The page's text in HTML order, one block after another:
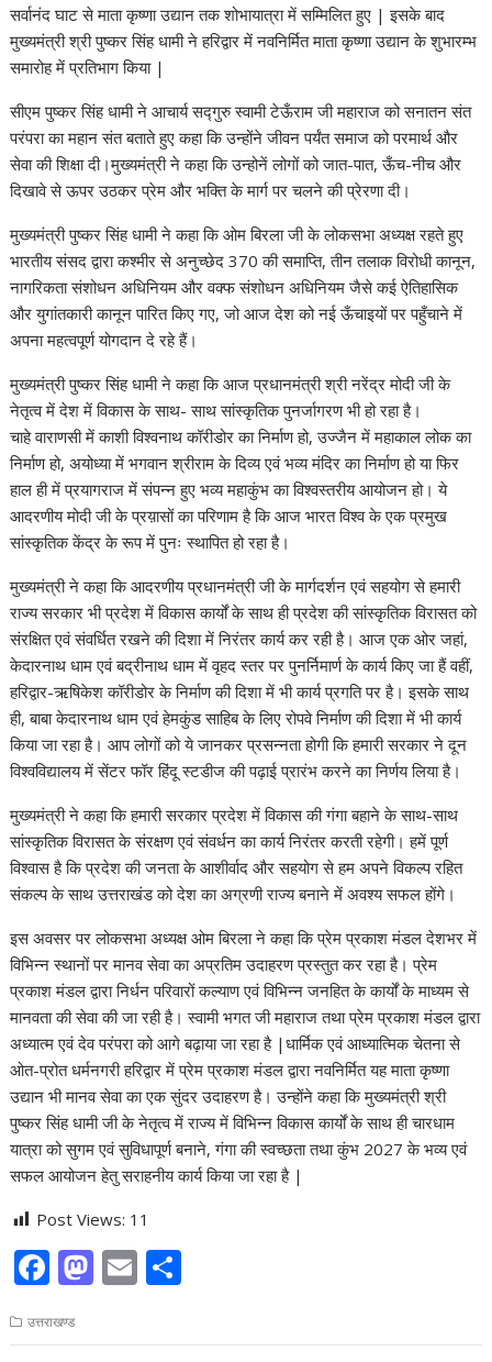
सर्वानंद घाट से माता कृष्णा उद्यान तक शोभायात्रा में सम्मिलित हुए | इसके बाद
मुख्यमंत्री श्री पुष्कर सिंह धामी ने हरिद्वार में नवनिर्मित माता कृष्णा उद्यान के शुभारम्भ
समारोह में प्रतिभाग किया |
सीएम पुष्कर सिंह धामी ने आचार्य सद्गुरु स्वामी टेऊँराम जी महाराज को सनातन संत
परंपरा का महान संत बताते हुए कहा कि उन्होंने जीवन पर्यंत समाज को परमार्थ और
सेवा की शिक्षा दी।मुख्यमंत्री ने कहा कि उन्होनें लोगों को जात-पात, ऊँच-नीच और
दिखावे से ऊपर उठकर प्रेम और भक्ति के मार्ग पर चलने की प्रेरणा दी।
मुख्यमंत्री पुष्कर सिंह धामी ने कहा कि ओम बिरला जी के लोकसभा अध्यक्ष रहते हुए
भारतीय संसद द्वारा कश्मीर से अनुच्छेद 370 की समाप्ति, तीन तलाक विरोधी कानून,
नागरिकता संशोधन अधिनियम और वक्फ संशोधन अधिनियम जैसे कई ऐतिहासिक
और युगांतकारी कानून पारित किए गए, जो आज देश को नई ऊँचाइयों पर पहुँचाने में
अपना महत्वपूर्ण योगदान दे रहे हैं।
मुख्यमंत्री पुष्कर सिंह धामी ने कहा कि आज प्रधानमंत्री श्री नरेंद्र मोदी जी के
नेतृत्व में देश में विकास के साथ- साथ सांस्कृतिक पुनर्जागरण भी हो रहा है।
चाहे वाराणसी में काशी विश्वनाथ कॉरीडोर का निर्माण हो, उज्जैन में महाकाल लोक का
निर्माण हो, अयोध्या में भगवान श्रीराम के दिव्य एवं भव्य मंदिर का निर्माण हो या फिर
हाल ही में प्रयागराज में संपन्न हुए भव्य महाकुंभ का विश्वस्तरीय आयोजन हो। ये
आदरणीय मोदी जी के प्रय़ासों का परिणाम है कि आज भारत विश्व के एक प्रमुख
सांस्कृतिक केंद्र के रूप में पुनः स्थापित हो रहा है।
मुख्यमंत्री ने कहा कि आदरणीय प्रधानमंत्री जी के मार्गदर्शन एवं सहयोग से हमारी
राज्य सरकार भी प्रदेश में विकास कार्यों के साथ ही प्रदेश की सांस्कृतिक विरासत को
संरक्षित एवं संवर्धित रखने की दिशा में निरंतर कार्य कर रही है। आज एक ओर जहां,
केदारनाथ धाम एवं बद्रीनाथ धाम में वृहद स्तर पर पुनर्निमार्ण के कार्य किए जा हैं वहीं,
हरिद्वार-ऋषिकेश कॉरीडोर के निर्माण की दिशा में भी कार्य प्रगति पर है। इसके साथ
ही, बाबा केदारनाथ धाम एवं हेमकुंड साहिब के लिए रोपवे निर्माण की दिशा में भी कार्य
किया जा रहा है। आप लोगों को ये जानकर प्रसन्नता होगी कि हमारी सरकार ने दून
विश्वविद्यालय में सेंटर फॉर हिंदू स्टडीज की पढ़ाई प्रारंभ करने का निर्णय लिया है।
मुख्यमंत्री ने कहा कि हमारी सरकार प्रदेश में विकास की गंगा बहाने के साथ-साथ
सांस्कृतिक विरासत के संरक्षण एवं संवर्धन का कार्य निरंतर करती रहेगी। हमें पूर्ण
विश्वास है कि प्रदेश की जनता के आशीर्वाद और सहयोग से हम अपने विकल्प रहित
संकल्प के साथ उत्तराखंड को देश का अग्रणी राज्य बनाने में अवश्य सफल होंगे।
इस अवसर पर लोकसभा अध्यक्ष ओम बिरला ने कहा कि प्रेम प्रकाश मंडल देशभर में
विभिन्न स्थानों पर मानव सेवा का अप्रतिम उदाहरण प्रस्तुत कर रहा है। प्रेम
प्रकाश मंडल द्वारा निर्धन परिवारों कल्याण एवं विभिन्न जनहित के कार्यों के माध्यम से
मानवता की सेवा की जा रही है। स्वामी भगत जी महाराज तथा प्रेम प्रकाश मंडल द्वारा
अध्यात्म एवं देव परंपरा को आगे बढ़ाया जा रहा है |धार्मिक एवं आध्यात्मिक चेतना से
ओत-प्रोत धर्मनगरी हरिद्वार में प्रेम प्रकाश मंडल द्वारा नवनिर्मित यह माता कृष्णा
उद्यान भी मानव सेवा का एक सुंदर उदाहरण है। उन्होंने कहा कि मुख्यमंत्री श्री
पुष्कर सिंह धामी जी के नेतृत्व में राज्य में विभिन्न विकास कार्यों के साथ ही चारधाम
यात्रा को सुगम एवं सुविधापूर्ण बनाने, गंगा की स्वच्छता तथा कुंभ 2027 के भव्य एवं
सफल आयोजन हेतु सराहनीय कार्य किया जा रहा है |
Post Views: 11
F
e
M
to
E
ai ar
उत्तराखण्ड